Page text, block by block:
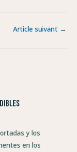
Article suivant →
y los
en los